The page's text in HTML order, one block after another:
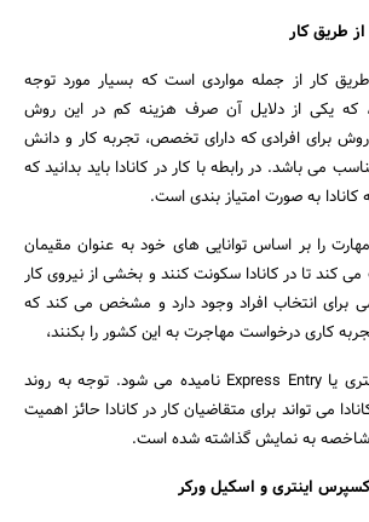
طریق کار
طریق کار از جمله مواردی است که بسیار مورد توجه
که یکی از دلایل آن صرف هزینه کم در این روش
برای افرادی که دارای تخصص، تجربه کار و دانش
می باشد. در رابطه با کار در کانادا باید بدانید که
به صورت امتیاز بندی است.
را بر اساس توانایی های خود به عنوان مقیمان
می کند تا در کانادا سکونت کنند و بخشی از نیروی کار
برای انتخاب افراد وجود دارد و مشخص می کند که
کاری درخواست مهاجرت به این کشور را بکنند،
این سیستم اکسپرس انتری یا Express Entry نامیده می شود. توجه به روند
می تواند برای متقاضیان کار در کانادا حائز اهمیت
شاخصه به نمایش گذاشته شده است.
اینتری و اسکیل ورکر